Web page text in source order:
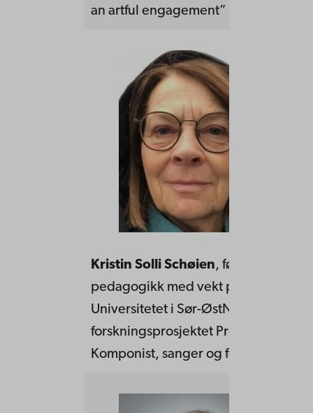
an artful engagement” (2021,
Kristin Solli Schøien,
pedagogikk med vekt på veiledning,
Universitetet i Sør-ØstNorge. Leder
forskningsprosjektet Professional
Komponist, sanger og forfatter.